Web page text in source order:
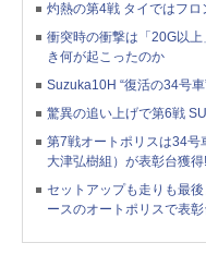
灼熱の第4戦 タイではフ
衝突時の衝撃は「20G以
き何が起こったのか
Suzuka10H “復活の34号
驚異の追い上げで第6戦
第7戦オートポリスは34号
大津弘樹組）が表彰台獲得
セットアップも走りも最
ースのオートポリスで表彰